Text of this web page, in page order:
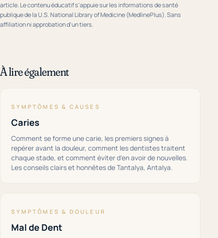
article. Le contenu éducatif s'appuie sur les informations de santé
publique de la U.S. National Library of Medicine (MedlinePlus). Sans
affiliation ni approbation d'un tiers.
À lire également
SYMPTÔMES & CAUSES
Caries
Comment se forme une carie, les premiers signes à
repérer avant la douleur, comment les dentistes traitent
chaque stade, et comment éviter d'en avoir de nouvelles.
Les conseils clairs et honnêtes de Tantalya, Antalya.
SYMPTÔMES & DOULEUR
Mal de Dent